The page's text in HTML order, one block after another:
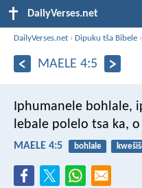
DailyVerses.net
DailyVerses.net ›Dipuku tša Bibele ›
MAELE 4:5
Iphumanele bohlale,
lebale polelo tsa ka, o
MAELE 4:5 bohlale